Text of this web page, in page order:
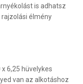
is adhatsz
élmény
6,25 hüvelykes
van az alkotáshoz